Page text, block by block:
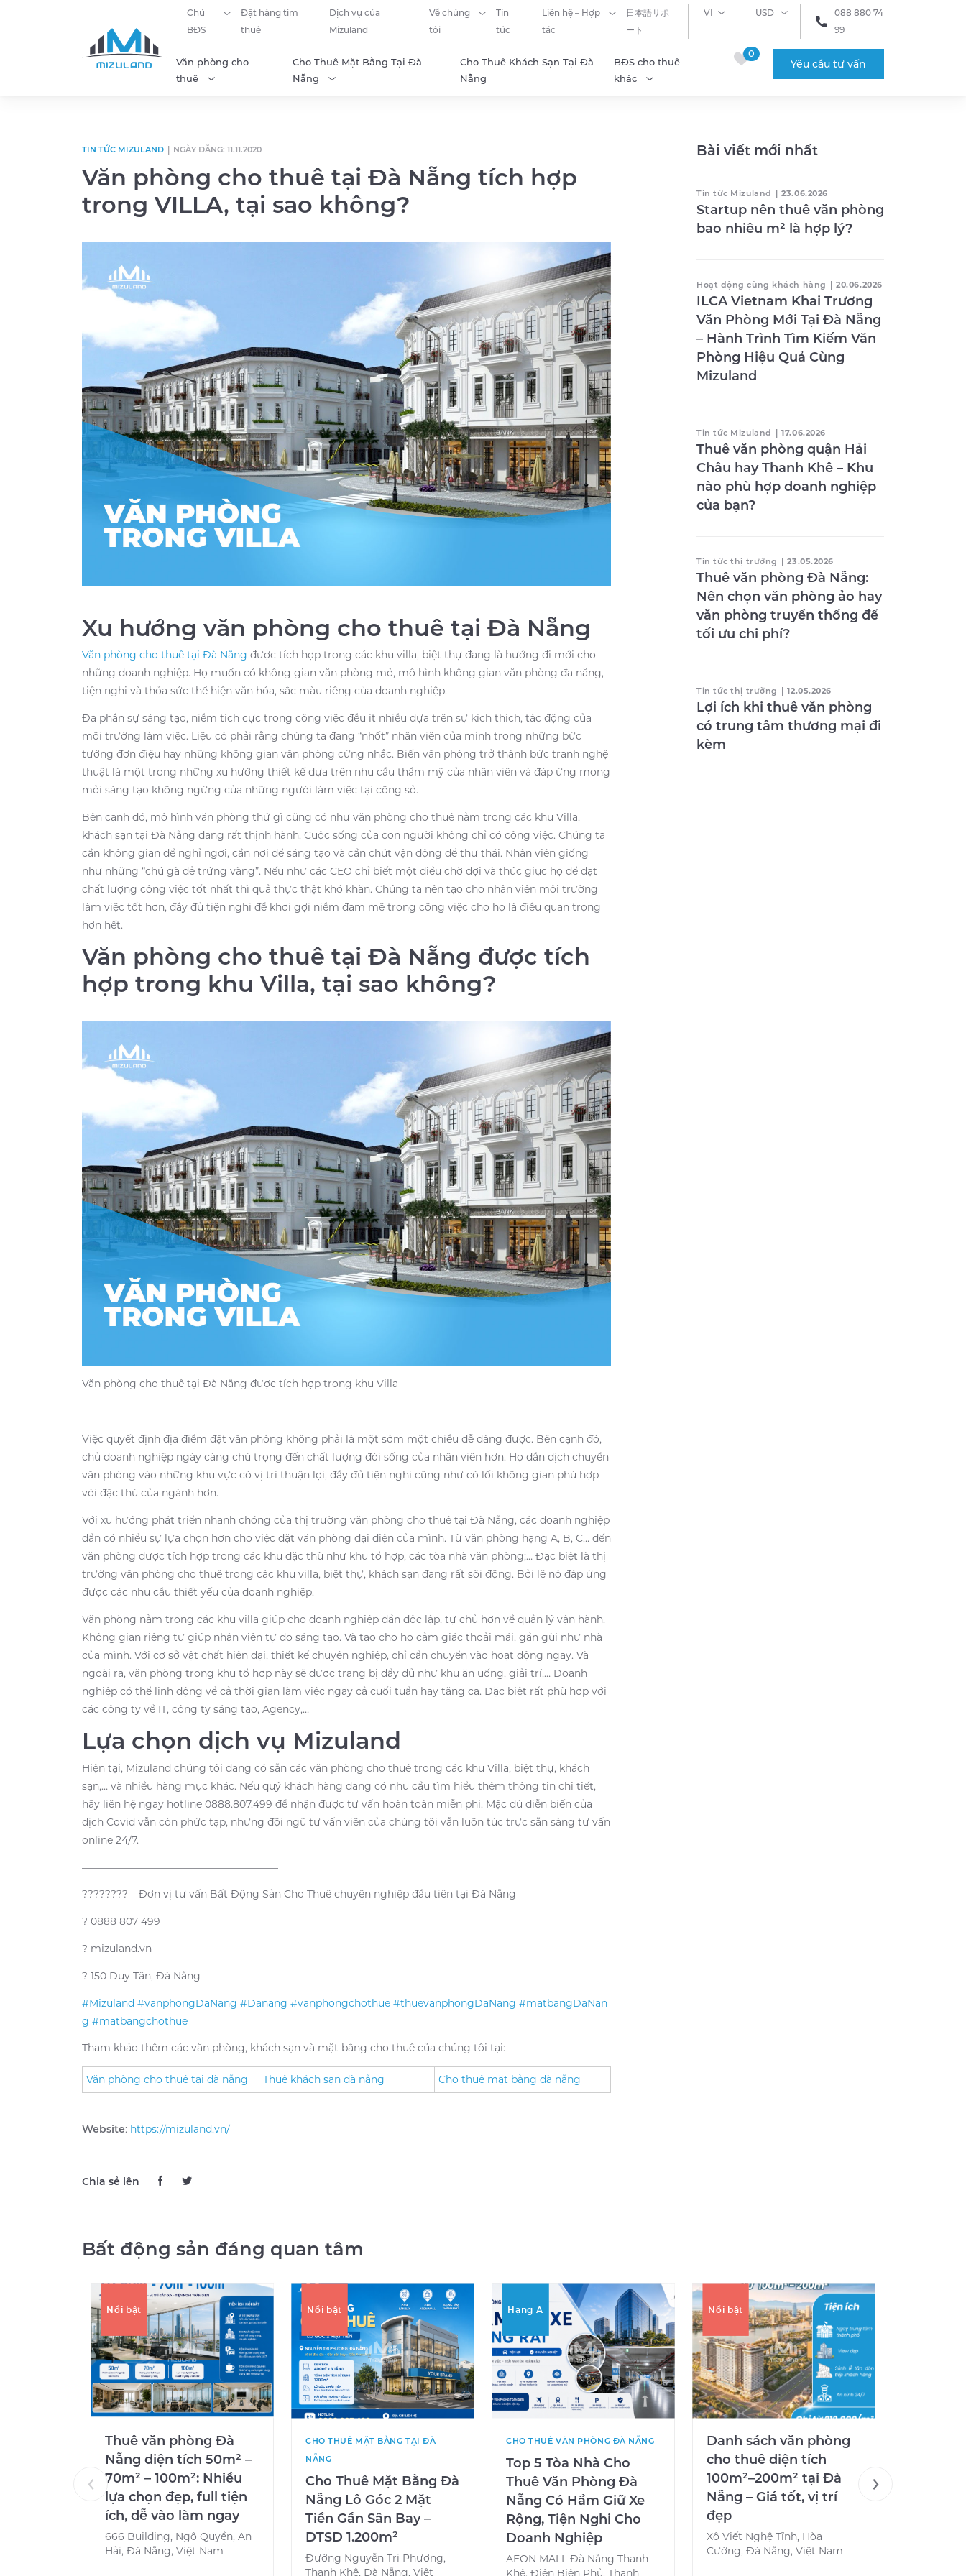
Chủ
BĐS
Đặt hàng tìm
thuê
Dịch vụ của
Mizuland
Về chúng
tôi
Tin
tức
Liên hệ – Hợp
tác
日本語サポ
ート
VI USD
088 880 74
99
Văn phòng cho
thuê
Cho Thuê Mặt Bằng Tại Đà
Nẵng
Cho Thuê Khách Sạn Tại Đà
Nẵng
BĐS cho thuê
khác
0
Yêu cầu tư vấn
TIN TỨC MIZULAND | NGÀY ĐĂNG: 11.11.2020
Văn phòng cho thuê tại Đà Nẵng tích hợp
trong VILLA, tại sao không?
Xu hướng văn phòng cho thuê tại Đà Nẵng
Văn phòng cho thuê tại Đà Nẵng được tích hợp trong các khu villa, biệt thự đang là hướng đi mới cho
những doanh nghiệp. Họ muốn có không gian văn phòng mở, mô hình không gian văn phòng đa năng,
tiện nghi và thỏa sức thể hiện văn hóa, sắc màu riêng của doanh nghiệp.
Đa phần sự sáng tạo, niềm tích cực trong công việc đều ít nhiều dựa trên sự kích thích, tác động của
môi trường làm việc. Liệu có phải rằng chúng ta đang “nhốt” nhân viên của mình trong những bức
tường đơn điệu hay những không gian văn phòng cứng nhắc. Biến văn phòng trở thành bức tranh nghệ
thuật là một trong những xu hướng thiết kế dựa trên nhu cầu thẩm mỹ của nhân viên và đáp ứng mong
mỏi sáng tạo không ngừng của những người làm việc tại công sở.
Bên cạnh đó, mô hình văn phòng thứ gì cũng có như văn phòng cho thuê nằm trong các khu Villa,
khách sạn tại Đà Nẵng đang rất thịnh hành. Cuộc sống của con người không chỉ có công việc. Chúng ta
cần không gian để nghỉ ngơi, cần nơi để sáng tạo và cần chút vận động để thư thái. Nhân viên giống
như những “chú gà đẻ trứng vàng”. Nếu như các CEO chỉ biết một điều chờ đợi và thúc giục họ để đạt
chất lượng công việc tốt nhất thì quả thực thật khó khăn. Chúng ta nên tạo cho nhân viên môi trường
làm việc tốt hơn, đầy đủ tiện nghi để khơi gợi niềm đam mê trong công việc cho họ là điều quan trọng
hơn hết.
Văn phòng cho thuê tại Đà Nẵng được tích
hợp trong khu Villa, tại sao không?
Văn phòng cho thuê tại Đà Nẵng được tích hợp trong khu Villa
Việc quyết định địa điểm đặt văn phòng không phải là một sớm một chiều dễ dàng được. Bên cạnh đó,
chủ doanh nghiệp ngày càng chú trọng đến chất lượng đời sống của nhân viên hơn. Họ dần dịch chuyển
văn phòng vào những khu vực có vị trí thuận lợi, đầy đủ tiện nghi cũng như có lối không gian phù hợp
với đặc thù của ngành hơn.
Với xu hướng phát triển nhanh chóng của thị trường văn phòng cho thuê tại Đà Nẵng, các doanh nghiệp
dần có nhiều sự lựa chọn hơn cho việc đặt văn phòng đại diện của mình. Từ văn phòng hạng A, B, C… đến
văn phòng được tích hợp trong các khu đặc thù như khu tổ hợp, các tòa nhà văn phòng;… Đặc biệt là thị
trường văn phòng cho thuê trong các khu villa, biệt thự, khách sạn đang rất sôi động. Bởi lẽ nó đáp ứng
được các nhu cầu thiết yếu của doanh nghiệp.
Văn phòng nằm trong các khu villa giúp cho doanh nghiệp dần độc lập, tự chủ hơn về quản lý vận hành.
Không gian riêng tư giúp nhân viên tự do sáng tạo. Và tạo cho họ cảm giác thoải mái, gần gũi như nhà
của mình. Với cơ sở vật chất hiện đại, thiết kế chuyên nghiệp, chỉ cần chuyển vào hoạt động ngay. Và
ngoài ra, văn phòng trong khu tổ hợp này sẽ được trang bị đầy đủ như khu ăn uống, giải trí,… Doanh
nghiệp có thể linh động về cả thời gian làm việc ngay cả cuối tuần hay tăng ca. Đặc biệt rất phù hợp với
các công ty về IT, công ty sáng tạo, Agency,…
Lựa chọn dịch vụ Mizuland
Hiện tại, Mizuland chúng tôi đang có sẵn các văn phòng cho thuê trong các khu Villa, biệt thự, khách
sạn,… và nhiều hàng mục khác. Nếu quý khách hàng đang có nhu cầu tìm hiểu thêm thông tin chi tiết,
hãy liên hệ ngay hotline 0888.807.499 để nhận được tư vấn hoàn toàn miễn phí. Mặc dù diễn biến của
dịch Covid vẫn còn phức tạp, nhưng đội ngũ tư vấn viên của chúng tôi vẫn luôn túc trực sẵn sàng tư vấn
online 24/7.
———————————————————–
???????? – Đơn vị tư vấn Bất Động Sản Cho Thuê chuyên nghiệp đầu tiên tại Đà Nẵng
? 0888 807 499
? mizuland.vn
? 150 Duy Tân, Đà Nẵng
#Mizuland #vanphongDaNang #Danang #vanphongchothue #thuevanphongDaNang #matbangDaNan
g #matbangchothue
Tham khảo thêm các văn phòng, khách sạn và mặt bằng cho thuê của chúng tôi tại:
Văn phòng cho thuê tại đà nẵng Thuê khách sạn đà nẵng Cho thuê mặt bằng đà nẵng
Website: https://mizuland.vn/
Chia sẻ lên
Bài viết mới nhất
Tin tức Mizuland 23.06.2026
Startup nên thuê văn phòng
bao nhiêu m² là hợp lý?
Hoạt động cùng khách hàng 20.06.2026
ILCA Vietnam Khai Trương
Văn Phòng Mới Tại Đà Nẵng
– Hành Trình Tìm Kiếm Văn
Phòng Hiệu Quả Cùng
Mizuland
Tin tức Mizuland | 17.06.2026
Thuê văn phòng quận Hải
Châu hay Thanh Khê – Khu
nào phù hợp doanh nghiệp
của bạn?
Tin tức thị trường 23.05.2026
Thuê văn phòng Đà Nẵng:
Nên chọn văn phòng ảo hay
văn phòng truyền thống để
tối ưu chi phí?
Tin tức thị trường | 12.05.2026
Lợi ích khi thuê văn phòng
có trung tâm thương mại đi
kèm
Bất động sản đáng quan tâm
Nổi bật
Thuê văn phòng Đà
Nẵng diện tích 50m² –
70m² – 100m²: Nhiều
lựa chọn đẹp, full tiện
ích, dễ vào làm ngay
666 Building, Ngô Quyền, An
Hải, Đà Nẵng, Việt Nam
Nổi bật
CHO THUÊ MẶT BẰNG TẠI ĐÀ
NẴNG
Cho Thuê Mặt Bằng Đà
Nẵng Lô Góc 2 Mặt
Tiền Gần Sân Bay –
DTSD 1.200m²
Đường Nguyễn Tri Phương,
Thanh Khê, Đà Nẵng, Việt
Hạng A
CHO THUÊ VĂN PHÒNG ĐÀ NẴNG
Top 5 Tòa Nhà Cho
Thuê Văn Phòng Đà
Nẵng Có Hầm Giữ Xe
Rộng, Tiện Nghi Cho
Doanh Nghiệp
AEON MALL Đà Nẵng Thanh
Khê, Điện Biên Phủ, Thanh
Nổi bật
Danh sách văn phòng
cho thuê diện tích
100m²–200m² tại Đà
Nẵng – Giá tốt, vị trí
đẹp
Xô Viết Nghệ Tĩnh, Hòa
Cường, Đà Nẵng, Việt Nam